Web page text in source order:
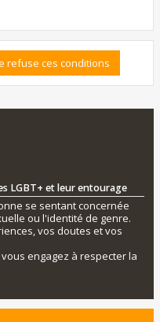
LGBT+ et leur entourage
se sentant concernée
ou l'identité de genre.
vos doutes et vos
engagez à respecter la